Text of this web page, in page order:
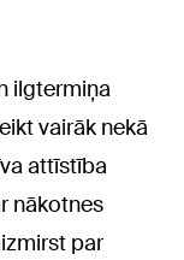
ilgtermiņa
vairāk nekā
attīstība
nākotnes
par